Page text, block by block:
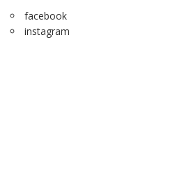
facebook
instagram